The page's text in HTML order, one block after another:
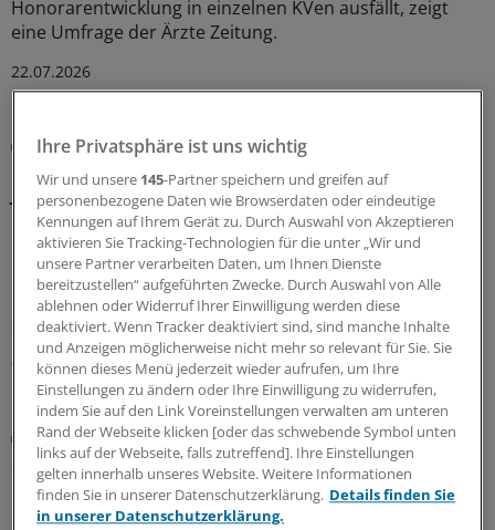
Honorarentwicklung in einzelnen KVen ausfällt, zeigt
eine Umfrage der Ärzte Zeitung.
22.07.2026
Ärztemangel
KV Niedersachsen stellt Arztzahlprognose für das
Jahr 2040 vor
Der Ärztemangel ist geringer als erwartet, aber dies ist
kein Grund für eine Entwarnung. Die Bevölkerung in
Niedersachsen schrumpft zwar, gleichzeitig wird der
Bedarf an medizinischen Leistungen wegen der
alternden Bevölkerung zunehmen.
08.07.2026
Rentenversicherung sieht abhängige Beschäftigung
Sozialversicherungspflicht weiter ungeklärt: KV
Brandenburg schließt Freelancer von
Bereitschaftsdienst aus
Ihre Privatsphäre ist uns wichtig
Wir und unsere 145-Partner speichern und greifen auf
personenbezogene Daten wie Browserdaten oder eindeutige
Kennungen auf Ihrem Gerät zu. Durch Auswahl von Akzeptieren
aktivieren Sie Tracking-Technologien für die unter „Wir und
unsere Partner verarbeiten Daten, um Ihnen Dienste
bereitzustellen“ aufgeführten Zwecke. Durch Auswahl von Alle
ablehnen oder Widerruf Ihrer Einwilligung werden diese
deaktiviert. Wenn Tracker deaktiviert sind, sind manche Inhalte
und Anzeigen möglicherweise nicht mehr so relevant für Sie. Sie
können dieses Menü jederzeit wieder aufrufen, um Ihre
Einstellungen zu ändern oder Ihre Einwilligung zu widerrufen,
indem Sie auf den Link Voreinstellungen verwalten am unteren
Rand der Webseite klicken [oder das schwebende Symbol unten
links auf der Webseite, falls zutreffend]. Ihre Einstellungen
gelten innerhalb unseres Website. Weitere Informationen
finden Sie in unserer Datenschutzerklärung. Details finden Sie
in unserer Datenschutzerklärung.